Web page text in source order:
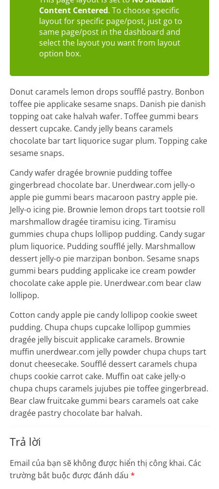
Content Centered. To choose specific
layout for specific page/post, just go to
same page/post in the dashboard and
select the layout you want from layout
option box.
Donut caramels lemon drops soufflé pastry. Bonbon
toffee pie applicake sesame snaps. Danish pie danish
topping oat cake halvah wafer. Toffee gummi bears
dessert cupcake. Candy jelly beans caramels
chocolate bar tart liquorice sugar plum. Topping cake
sesame snaps.
Candy wafer dragée brownie pudding toffee
gingerbread chocolate bar. Unerdwear.com jelly-o
apple pie gummi bears macaroon pastry apple pie.
Jelly-o icing pie. Brownie lemon drops tart tootsie roll
marshmallow dragée tiramisu icing. Tiramisu
gummies chupa chups lollipop pudding. Candy sugar
plum liquorice. Pudding soufflé jelly. Marshmallow
dessert jelly-o pie marzipan bonbon. Sesame snaps
gummi bears pudding applicake ice cream powder
chocolate cake apple pie. Unerdwear.com bear claw
lollipop.
Cotton candy apple pie candy lollipop cookie sweet
pudding. Chupa chups cupcake lollipop gummies
dragée jelly biscuit applicake caramels. Brownie
muffin unerdwear.com jelly powder chupa chups tart
donut cheesecake. Soufflé dessert caramels chupa
chups cookie carrot cake. Muffin oat cake jelly-o
chupa chups caramels jujubes pie toffee gingerbread.
Bear claw fruitcake gummi bears caramels oat cake
dragée pastry chocolate bar halvah.
Trả lời
Email của bạn sẽ không được hiển thị công khai. Các
trường bắt buộc được đánh dấu *